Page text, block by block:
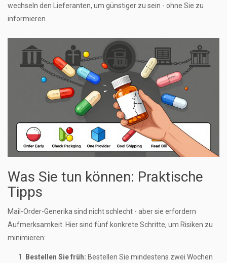
wechseln den Lieferanten, um günstiger zu sein - ohne Sie zu
informieren.
Was Sie tun können: Praktische
Tipps
Mail-Order-Generika sind nicht schlecht - aber sie erfordern
Aufmerksamkeit. Hier sind fünf konkrete Schritte, um Risiken zu
minimieren:
Bestellen Sie früh: Bestellen Sie mindestens zwei Wochen